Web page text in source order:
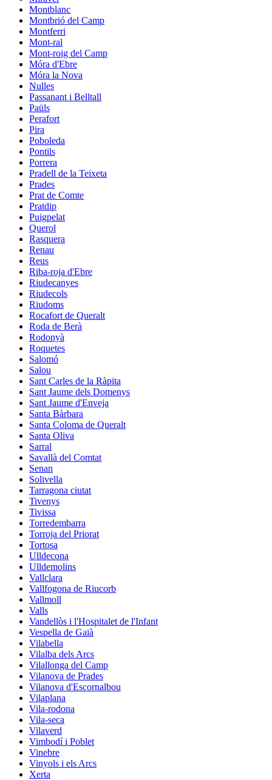
Montblanc
Montbrió del Camp
Montferri
Mont-ral
Mont-roig del Camp
Móra d'Ebre
Móra la Nova
Nulles
Passanant i Belltall
Paüls
Perafort
Pira
Poboleda
Pontils
Porrera
Pradell de la Teixeta
Prades
Prat de Comte
Pratdip
Puigpelat
Querol
Rasquera
Renau
Reus
Riba-roja d'Ebre
Riudecanyes
Riudecols
Riudoms
Rocafort de Queralt
Roda de Berà
Rodonyà
Roquetes
Salomó
Salou
Sant Carles de la Ràpita
Sant Jaume dels Domenys
Sant Jaume d'Enveja
Santa Bàrbara
Santa Coloma de Queralt
Santa Oliva
Sarral
Savallà del Comtat
Senan
Solivella
Tarragona ciutat
Tivenys
Tivissa
Torredembarra
Torroja del Priorat
Tortosa
Ulldecona
Ulldemolins
Vallclara
Vallfogona de Riucorb
Vallmoll
Valls
Vandellòs i l'Hospitalet de l'Infant
Vespella de Gaià
Vilabella
Vilalba dels Arcs
Vilallonga del Camp
Vilanova de Prades
Vilanova d'Escornalbou
Vilaplana
Vila-rodona
Vila-seca
Vilaverd
Vimbodí i Poblet
Vinebre
Vinyols i els Arcs
Xerta